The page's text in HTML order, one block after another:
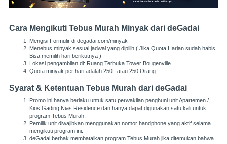
Cara Mengikuti Tebus Murah Minyak dari deGadai
Mengisi Formulir di degadai.com/minyak
Menebus minyak sesuai jadwal yang dipilih ( Jika Quota Harian sudah habis,
Bisa memilih hari berikutnya )
Lokasi pengambilan di: Ruang Terbuka Tower Bougenville
Quota minyak per hari adalah 250L atau 250 Orang
Syarat & Ketentuan Tebus Murah dari deGadai
Promo ini hanya berlaku untuk satu perwakilan penghuni unit Apartemen /
Kios Gading Nias Residence dan hanya dapat digunakan satu kali untuk
program Tebus Murah.
Pemilik unit diwajibkan menggunakan nomor handphone yang aktif selama
mengikuti program ini.
deGadai berhak membatalkan program Tebus Murah jika ditemukan bahwa